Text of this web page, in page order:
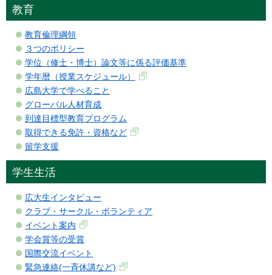
教育
教育倫理綱領
３つのポリシー
学位（修士・博士）論文等に係る評価基準
学年暦（授業スケジュール）
広島大学で学べること
グローバル人材育成
到達目標型教育プログラム
取得できる免許・資格など
留学支援
学生生活
広大生インタビュー
クラブ・サークル・ボランティア
イベント案内
学会賞等の受賞
国際交流イベント
緊急連絡(一斉休講など)